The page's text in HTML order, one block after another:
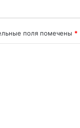
поля помечены *